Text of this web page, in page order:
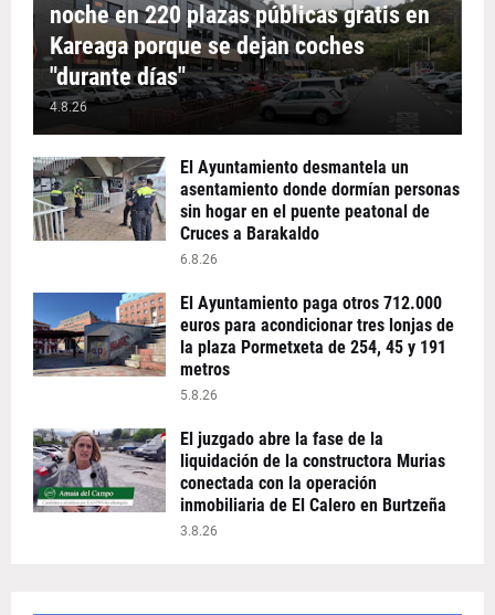
noche en 220 plazas públicas gratis en
Kareaga porque se dejan coches
"durante días"
4.8.26
El Ayuntamiento desmantela un
asentamiento donde dormían personas
sin hogar en el puente peatonal de
Cruces a Barakaldo
6.8.26
El Ayuntamiento paga otros 712.000
euros para acondicionar tres lonjas de
la plaza Pormetxeta de 254, 45 y 191
metros
5.8.26
El juzgado abre la fase de la
liquidación de la constructora Murias
conectada con la operación
inmobiliaria de El Calero en Burtzeña
3.8.26